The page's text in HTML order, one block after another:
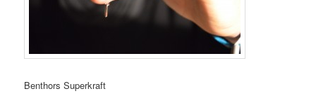
Benthors Superkraft